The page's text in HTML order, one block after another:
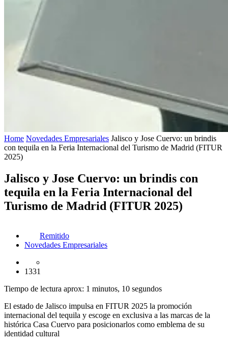
Home Novedades Empresariales Jalisco y Jose Cuervo: un brindis
con tequila en la Feria Internacional del Turismo de Madrid (FITUR
2025)
Jalisco y Jose Cuervo: un brindis con
tequila en la Feria Internacional del
Turismo de Madrid (FITUR 2025)
Remitido
Novedades Empresariales
1331
Tiempo de lectura aprox: 1 minutos, 10 segundos
El estado de Jalisco impulsa en FITUR 2025 la promoción
internacional del tequila y escoge en exclusiva a las marcas de la
histórica Casa Cuervo para posicionarlos como emblema de su
identidad cultural